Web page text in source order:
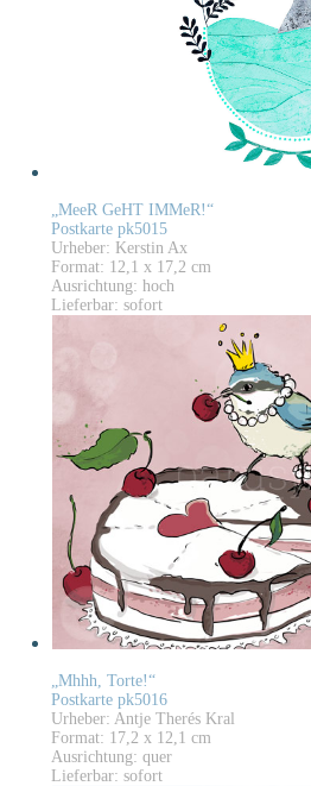
„MeeR GeHT IMMeR!“
Postkarte pk5015
Urheber: Kerstin Ax
Format: 12,1 x 17,2 cm
Ausrichtung: hoch
Lieferbar: sofort
„Mhhh, Torte!“
Postkarte pk5016
Urheber: Antje Therés Kral
Format: 17,2 x 12,1 cm
Ausrichtung: quer
Lieferbar: sofort